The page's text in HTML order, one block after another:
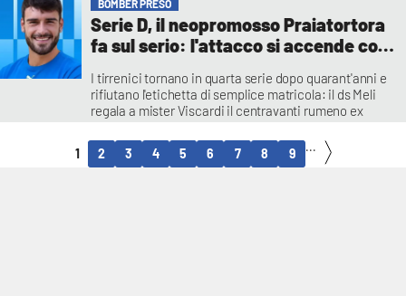
BOMBER PRESO
Serie D, il neopromosso Praiatortora
fa sul serio: l'attacco si accende con
I tirrenici tornano in quarta serie dopo quarant'anni e
rifiutano l'etichetta di semplice matricola: il ds Meli
regala a mister Viscardi il centravanti rumeno ex
Vincenzo Primerano
1 2 3 4 5 6 7 8 9 ...